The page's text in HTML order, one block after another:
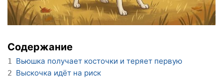
Содержание
1 Вьюшка получает косточки и теряет первую
2 Выскочка идёт на риск